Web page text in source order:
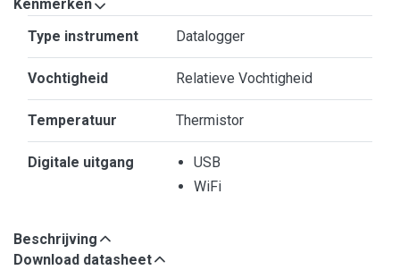
Kenmerken
Type instrument Datalogger
Vochtigheid Relatieve Vochtigheid
Temperatuur Thermistor
Digitale uitgang
USB
WiFi
Beschrijving
Download datasheet